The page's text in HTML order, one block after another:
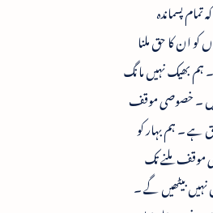
تمام پسماندہ
کو ان کا حق ملنا
ہم بھیک نہیں مانگ
۔ خصوصی موقف
ہے ۔ ہم بہار کو
ملنے تک
بیٹھیں گے ۔